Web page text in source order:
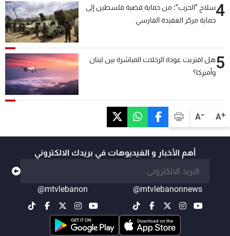
A+
A-
4سلاح "الحزب": من حماية قضية فلسطين إلى
حماية مركز العقيدة الفارسي
5هل اقتربت عودة الرحلات المباشرة بين لبنان
وأميركا؟
أهم الأخبار و الفيديوهات في بريدك الالكتروني
@mtvlebanonnews
@mtvlebanon